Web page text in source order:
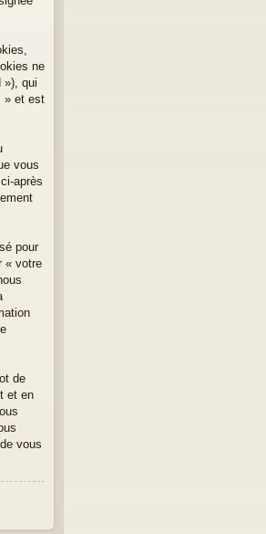
ne
»), qui
» et est
vous
après
pour
« votre
de
et en
vous